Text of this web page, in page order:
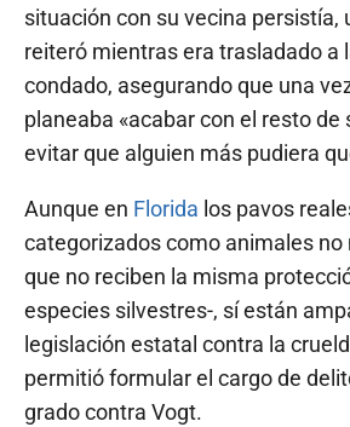
situación con su vecina persistía,
reiteró mientras era trasladado a
condado, asegurando que una
planeaba «acabar con el resto de
evitar que alguien más pudiera
Aunque en Florida los pavos
categorizados como animales no
que no reciben la misma
especies silvestres-, sí están
legislación estatal contra la
permitió formular el cargo de
grado contra Vogt.